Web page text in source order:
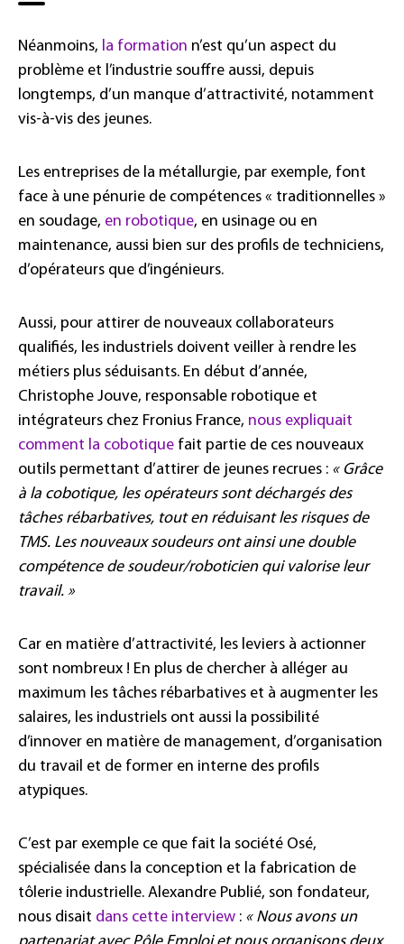
Néanmoins, la formation n’est qu’un aspect du
problème et l’industrie souffre aussi, depuis
longtemps, d’un manque d’attractivité, notamment
vis-à-vis des jeunes.
Les entreprises de la métallurgie, par exemple, font
face à une pénurie de compétences « traditionnelles »
en soudage, en robotique, en usinage ou en
maintenance, aussi bien sur des profils de techniciens,
d’opérateurs que d’ingénieurs.
Aussi, pour attirer de nouveaux collaborateurs
qualifiés, les industriels doivent veiller à rendre les
métiers plus séduisants. En début d’année,
Christophe Jouve, responsable robotique et
intégrateurs chez Fronius France, nous expliquait
comment la cobotique fait partie de ces nouveaux
outils permettant d’attirer de jeunes recrues : « Grâce
à la cobotique, les opérateurs sont déchargés des
tâches rébarbatives, tout en réduisant les risques de
TMS. Les nouveaux soudeurs ont ainsi une double
compétence de soudeur/roboticien qui valorise leur
travail. »
Car en matière d’attractivité, les leviers à actionner
sont nombreux ! En plus de chercher à alléger au
maximum les tâches rébarbatives et à augmenter les
salaires, les industriels ont aussi la possibilité
d’innover en matière de management, d’organisation
du travail et de former en interne des profils
atypiques.
C’est par exemple ce que fait la société Osé,
spécialisée dans la conception et la fabrication de
tôlerie industrielle. Alexandre Publié, son fondateur,
nous disait dans cette interview : « Nous avons un